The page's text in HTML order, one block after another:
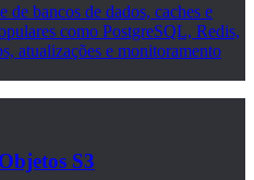
bancos de dados, caches e
como PostgreSQL, Redis,
atualizações e monitoramento
S3